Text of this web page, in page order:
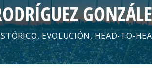
EVOLUCIÓN, HEAD-TO-